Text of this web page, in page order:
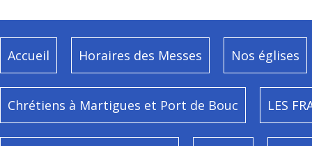
Accueil Horaires des Messes Nos églises
Chrétiens à Martigues et Port de Bouc LES